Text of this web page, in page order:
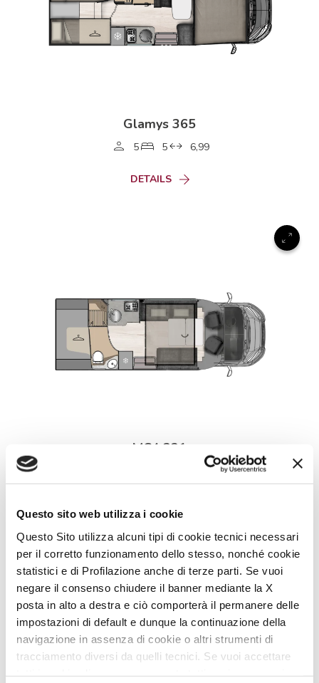
Questo sito web utilizza i cookie
Questo Sito utilizza alcuni tipi di cookie tecnici necessari
per il corretto funzionamento dello stesso, nonché cookie
statistici e di Profilazione anche di terze parti. Se vuoi
negare il consenso chiudere il banner mediante la X
posta in alto a destra e ciò comporterà il permanere delle
impostazioni di default e dunque la continuazione della
navigazione in assenza di cookie o altri strumenti di
tracciamento diversi da quelli tecnici. Se vuoi accettare
Glamys 365
5 5 6,99
DETAILS
MC4 321
6,99